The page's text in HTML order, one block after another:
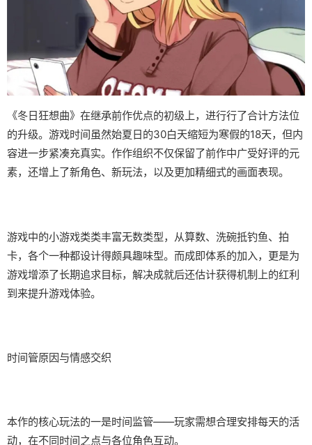
《冬日狂想曲》在继承前作优点的初级上，进行行了合计方法位
的升级。游戏时间虽然始夏日的30白天缩短为寒假的18天，但内
容进一步紧凑充真实。作作组织不仅保留了前作中广受好评的元
素，还增上了​​新角色、新玩法​​，以及更加精细式的画面表现。
游戏中的小游戏类类丰富无数类型，从算数、洗碗抵钓鱼、拍
卡，各个一种都设计得颇具趣味型。而​​成即体系的加入​​，更是为
游戏增添了长期追求目标，解决成就后还估计获得机制上的红利
到来提升游戏体验。
时间管原因与情感交织
本作的核心玩法的一是时间监管——玩家需想合理安排每天的活
动，在不同时间之点与各位角色互动。